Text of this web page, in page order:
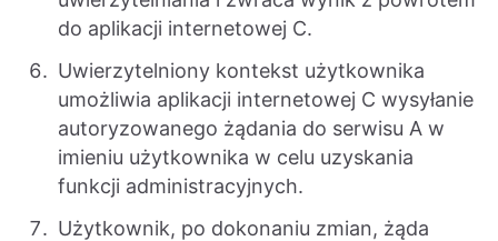
do aplikacji internetowej C.
Uwierzytelniony kontekst użytkownika
umożliwia aplikacji internetowej C wysyłanie
autoryzowanego żądania do serwisu A w
imieniu użytkownika w celu uzyskania
funkcji administracyjnych.
Użytkownik, po dokonaniu zmian, żąda